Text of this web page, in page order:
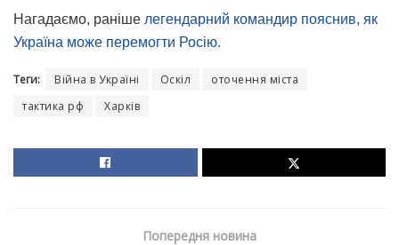
Нагадаємо, раніше легендарний командир пояснив, як
Україна може перемогти Росію.
Теги: Війна в Україні Оскіл
оточення міста
тактика рф
Харків
Попередня новина